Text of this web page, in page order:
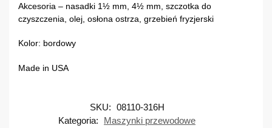
Akcesoria – nasadki 1½ mm, 4½ mm, szczotka do
czyszczenia, olej, osłona ostrza, grzebień fryzjerski
Kolor: bordowy
Made in USA
SKU: 08110-316H
Kategoria:
Maszynki przewodowe